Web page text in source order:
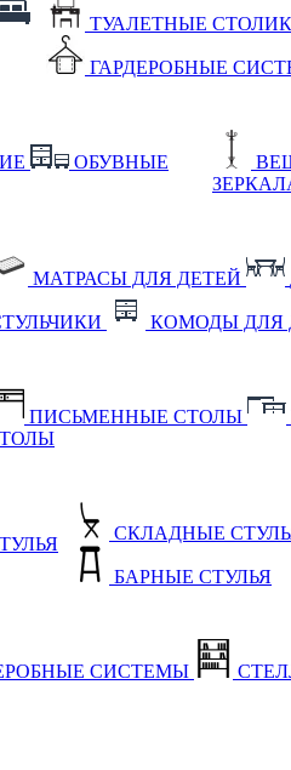
ТУАЛЕТНЫЕ
ГАРДЕРОБНЫЕ
ОБУВНЫЕ
МАТРАСЫ ДЛЯ ДЕТЕЙ
КОМОДЫ ДЛЯ
ПИСЬМЕННЫЕ СТОЛЫ
СКЛАДНЫЕ
БАРНЫЕ СТУЛЬЯ
СИСТЕМЫ